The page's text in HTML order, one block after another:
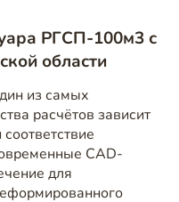
РГСП-100м3 с
области
из самых
расчётов зависит
CAD-
для